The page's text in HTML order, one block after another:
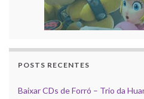
POSTS RECENTES
Baixar CDs de Forró – Trio da